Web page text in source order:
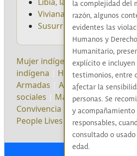
Viviana, la mujer llanura
Susurros de La Sierra
Mujer indígena|Desprotección
indígena
Homicidio|Guerrilla
Armadas
Ataque
sociales
María Flor Tivisay|
Convivencia
English|
People Lives in re-Existence|
la complejidad del
razón, algunos
evidentes las
Humanos y
Humanitario,
explícito e
testimonios, entre
afectar la
personas. Se
y
responsables,
consultado o
edad.